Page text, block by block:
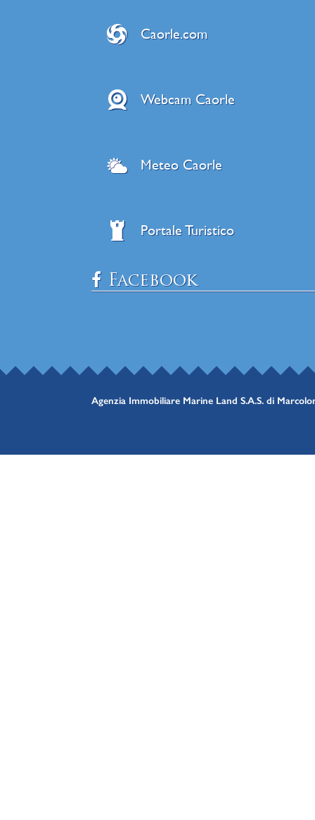
Caorle.com
Webcam Caorle
Meteo Caorle
Portale Turistico
Facebook
Agenzia Immobiliare Marine Land S.A.S. di